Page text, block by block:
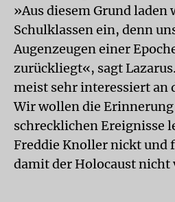
»Aus diesem Grund
Schulklassen ein, denn
Augenzeugen einer
zurückliegt«, sagt
meist sehr interessiert an
Wir wollen die Erinnerung
schrecklichen Ereignisse
Freddie Knoller nickt und
damit der Holocaust nicht